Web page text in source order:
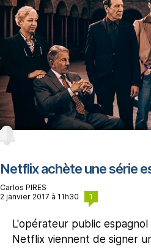
Netflix achète une série
Carlos PIRES
2 janvier 2017 à 11h30
1
L'opérateur public
Netflix viennent de signer